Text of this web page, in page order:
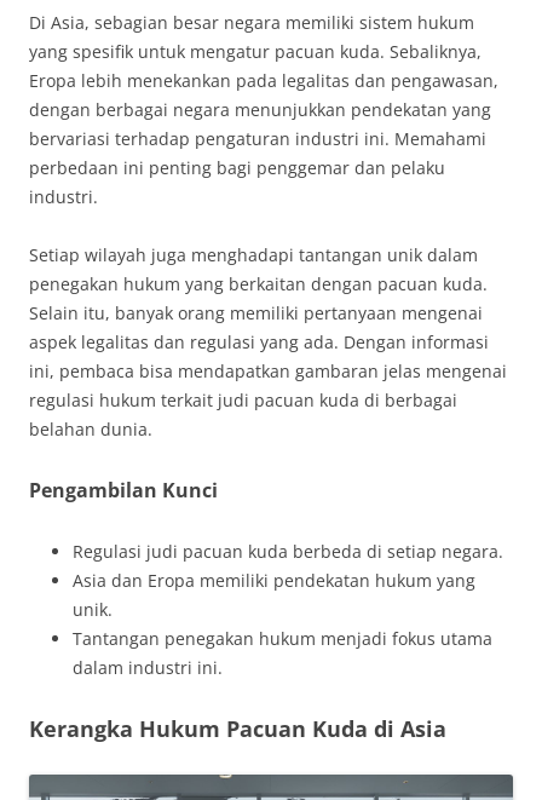
Di Asia, sebagian besar negara memiliki sistem hukum
yang spesifik untuk mengatur pacuan kuda. Sebaliknya,
Eropa lebih menekankan pada legalitas dan pengawasan,
dengan berbagai negara menunjukkan pendekatan yang
bervariasi terhadap pengaturan industri ini. Memahami
perbedaan ini penting bagi penggemar dan pelaku
industri.
Setiap wilayah juga menghadapi tantangan unik dalam
penegakan hukum yang berkaitan dengan pacuan kuda.
Selain itu, banyak orang memiliki pertanyaan mengenai
aspek legalitas dan regulasi yang ada. Dengan informasi
ini, pembaca bisa mendapatkan gambaran jelas mengenai
regulasi hukum terkait judi pacuan kuda di berbagai
belahan dunia.
Pengambilan Kunci
Regulasi judi pacuan kuda berbeda di setiap negara.
Asia dan Eropa memiliki pendekatan hukum yang
unik.
Tantangan penegakan hukum menjadi fokus utama
dalam industri ini.
Kerangka Hukum Pacuan Kuda di Asia